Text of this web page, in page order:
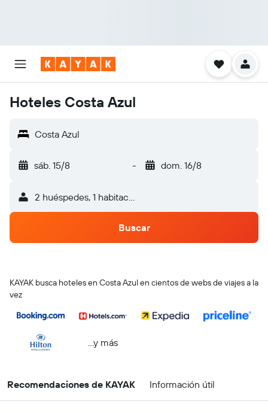
Hoteles Costa Azul
Costa Azul
sáb. 15/8 - dom. 16/8
2 huéspedes, 1 habitación
Buscar
KAYAK busca hoteles en Costa Azul en cientos de webs de viajes a la
vez
...y más
Recomendaciones de KAYAK Información útil